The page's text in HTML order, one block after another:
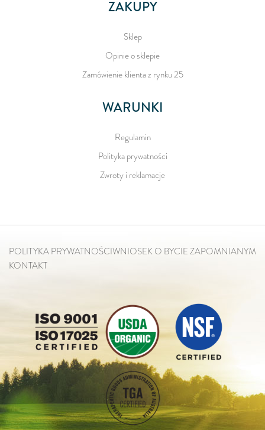
ZAKUPY
Sklep
Opinie o sklepie
Zamówienie klienta z rynku 25
WARUNKI
Regulamin
Polityka prywatności
Zwroty i reklamacje
POLITYKA PRYWATNOŚCIWNIOSEK O BYCIE ZAPOMNIANYM
KONTAKT